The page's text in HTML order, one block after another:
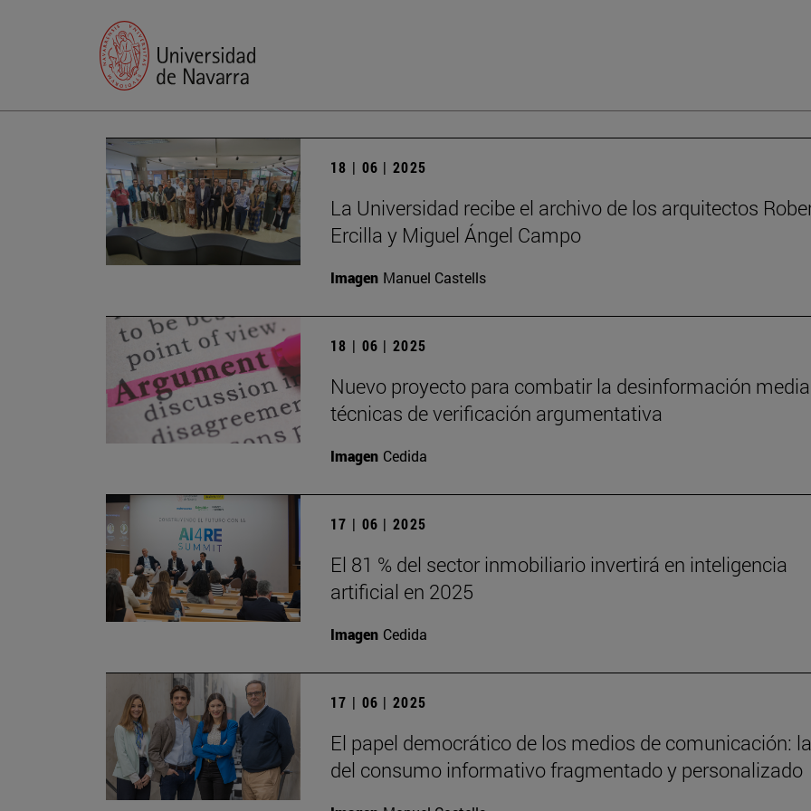
18 | 06 | 2025
La Universidad recibe el archivo de los arquitectos
Ercilla y Miguel Ángel Campo
Imagen Manuel Castells
18 | 06 | 2025
Nuevo proyecto para combatir la desinformación
técnicas de verificación argumentativa
Imagen Cedida
17 | 06 | 2025
El 81 % del sector inmobiliario invertirá en inteligencia
artificial en 2025
Imagen Cedida
17 | 06 | 2025
El papel democrático de los medios de comunicación:
del consumo informativo fragmentado y personalizado